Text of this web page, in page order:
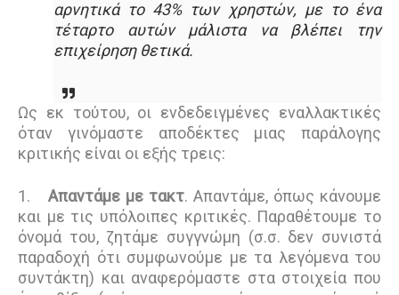
αρνητικά το 43% των χρηστών, με το ένα
τέταρτο αυτών μάλιστα να βλέπει την
επιχείρηση θετικά.
Ως εκ τούτου, οι ενδεδειγμένες εναλλακτικές
όταν γινόμαστε αποδέκτες μιας παράλογης
κριτικής είναι οι εξής τρεις:
1. Απαντάμε με τακτ. Απαντάμε, όπως κάνουμε
και με τις υπόλοιπες κριτικές. Παραθέτουμε το
όνομά του, ζητάμε συγγνώμη (σ.σ. δεν συνιστά
παραδοχή ότι συμφωνούμε με τα λεγόμενα του
συντάκτη) και αναφερόμαστε στα στοιχεία που